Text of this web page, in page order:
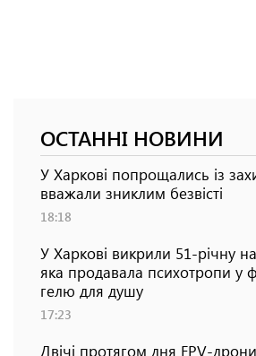
ОСТАННІ НОВИНИ
У Харкові попрощались із
вважали зниклим безвісті
18:18
У Харкові викрили 51-річну
яка продавала психотропи у
гелю для душу
17:23
Двічі протягом дня FPV-